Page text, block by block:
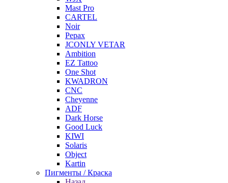
Mast Pro
CARTEL
Noir
Pepax
JCONLY VETAR
Ambition
EZ Tattoo
One Shot
KWADRON
CNC
Cheyenne
ADF
Dark Horse
Good Luck
KIWI
Solaris
Object
Kartin
Пигменты / Краска